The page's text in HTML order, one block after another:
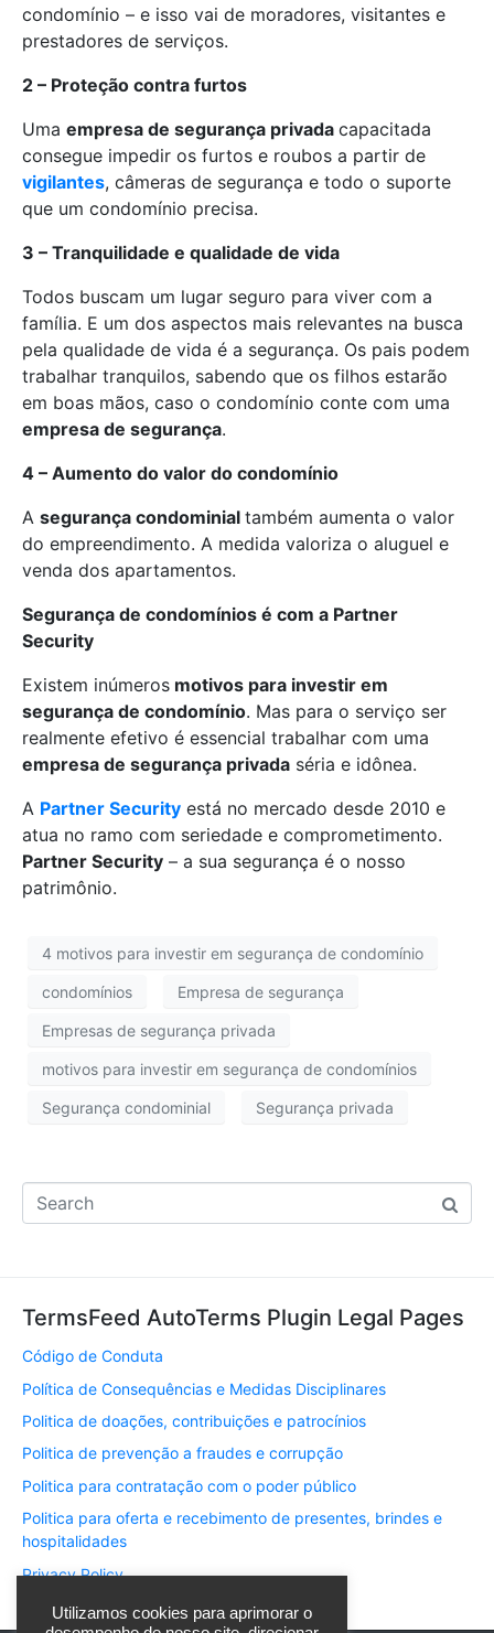
condomínio – e isso vai de moradores, visitantes e
prestadores de serviços.
2 – Proteção contra furtos
Uma empresa de segurança privada capacitada
consegue impedir os furtos e roubos a partir de
vigilantes, câmeras de segurança e todo o suporte
que um condomínio precisa.
3 – Tranquilidade e qualidade de vida
Todos buscam um lugar seguro para viver com a
família. E um dos aspectos mais relevantes na busca
pela qualidade de vida é a segurança. Os pais podem
trabalhar tranquilos, sabendo que os filhos estarão
em boas mãos, caso o condomínio conte com uma
empresa de segurança.
4 – Aumento do valor do condomínio
A segurança condominial também aumenta o valor
do empreendimento. A medida valoriza o aluguel e
venda dos apartamentos.
Segurança de condomínios é com a Partner
Security
Existem inúmeros motivos para investir em
segurança de condomínio. Mas para o serviço ser
realmente efetivo é essencial trabalhar com uma
empresa de segurança privada séria e idônea.
A Partner Security está no mercado desde 2010 e
atua no ramo com seriedade e comprometimento.
Partner Security – a sua segurança é o nosso
patrimônio.
4 motivos para investir em segurança de condomínio
condomínios Empresa de segurança
Empresas de segurança privada
motivos para investir em segurança de condomínios
Segurança condominial Segurança privada
TermsFeed AutoTerms Plugin Legal Pages
Código de Conduta
Política de Consequências e Medidas Disciplinares
Politica de doações, contribuições e patrocínios
Politica de prevenção a fraudes e corrupção
Politica para contratação com o poder público
Politica para oferta e recebimento de presentes, brindes e
hospitalidades
Privacy Policy
Utilizamos cookies para aprimorar o